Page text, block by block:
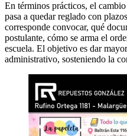
En términos prácticos, el
pasa a quedar reglado con
corresponde convocar, qué
postulante, cómo se arma el
escuela. El objetivo es dar
administrativo, sosteniendo la